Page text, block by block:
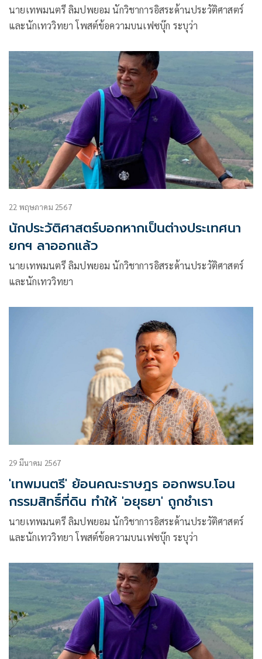
นายเทพมนตรี ลิมปพยอม นักวิชาการอิสระด้านประวัติศาสตร์
และนักเทววิทยา โพสต์ข้อความบนเฟซบุ๊ก ระบุว่า
22 พฤษภาคม 2567
นักประวัติศาสตร์บอกหากเป็นต่างประเทศนา
ยกฯ ลาออกแล้ว
นายเทพมนตรี ลิมปพยอม นักวิชาการอิสระด้านประวัติศาสตร์
และนักเทววิทยา
29 มีนาคม 2567
'เทพมนตรี' ย้อนคณะราษฎร ออกพรบ.โอน
กรรมสิทธิ์ที่ดิน ทำให้ 'อยุธยา' ถูกชำเรา
นายเทพมนตรี ลิมปพยอม นักวิชาการอิสระด้านประวัติศาสตร์
และนักเทววิทยา โพสต์ข้อความบนเฟซบุ๊ก ระบุว่า